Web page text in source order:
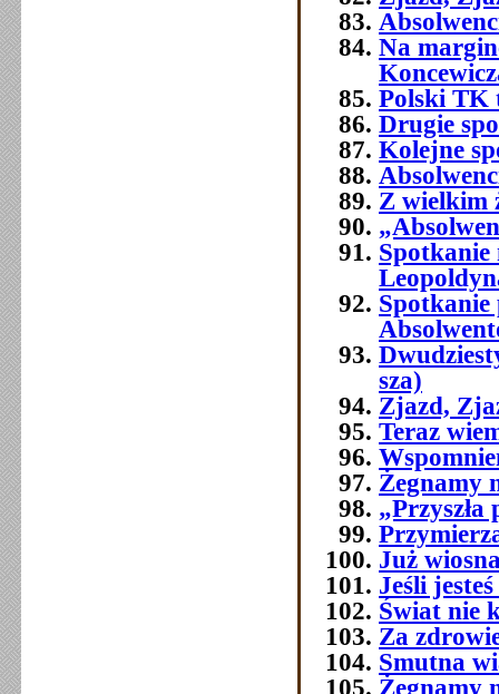
Na
Polski TK
Drugie
Kolejne
Z wielkim
Spotkanie
Spotkanie
sza)
Zjazd,
Teraz
Żegnamy
„Przyszła
Już
Jeśli
Świat nie
Za
Smutna
Żegnamy